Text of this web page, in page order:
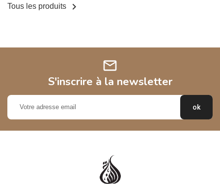
Tous les produits 
mail
S'inscrire à la newsletter